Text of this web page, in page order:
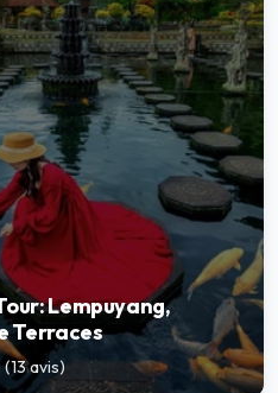
Lempuyang,
Terraces
(13avis)